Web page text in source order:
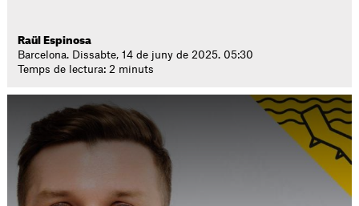
Raül Espinosa
Barcelona. Dissabte, 14 de juny de 2025. 05:30
Temps de lectura: 2 minuts